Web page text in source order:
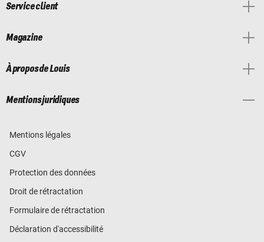
Service client
Magazine
À propos de Louis
Mentions juridiques
Mentions légales
CGV
Protection des données
Droit de rétractation
Formulaire de rétractation
Déclaration d'accessibilité